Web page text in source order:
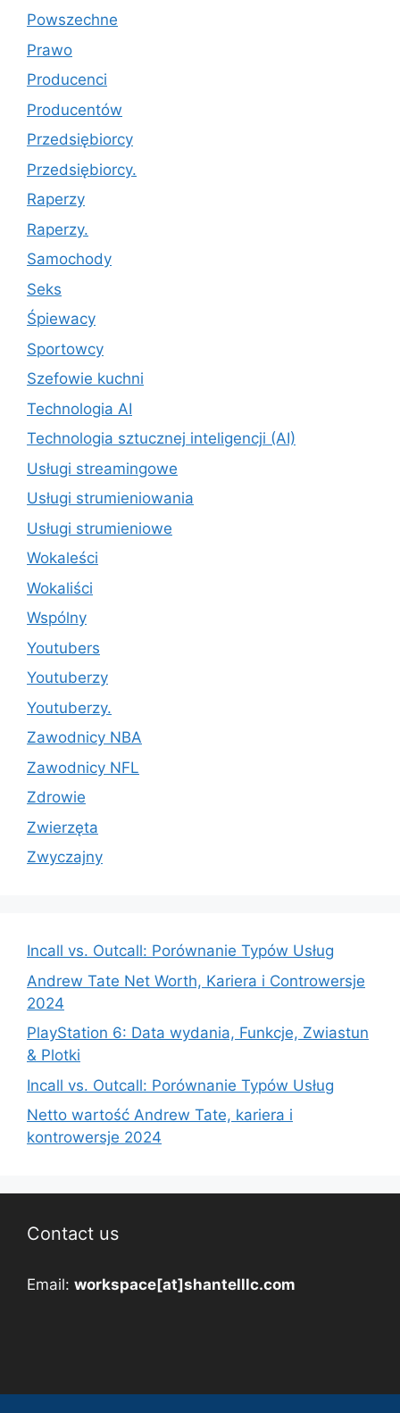
Powszechne
Prawo
Producenci
Producentów
Przedsiębiorcy
Przedsiębiorcy.
Raperzy
Raperzy.
Samochody
Seks
Śpiewacy
Sportowcy
Szefowie kuchni
Technologia AI
Technologia sztucznej inteligencji (AI)
Usługi streamingowe
Usługi strumieniowania
Usługi strumieniowe
Wokaleści
Wokaliści
Wspólny
Youtubers
Youtuberzy
Youtuberzy.
Zawodnicy NBA
Zawodnicy NFL
Zdrowie
Zwierzęta
Zwyczajny
Incall vs. Outcall: Porównanie Typów Usług
Andrew Tate Net Worth, Kariera i Controwersje
2024
PlayStation 6: Data wydania, Funkcje, Zwiastun
& Plotki
Incall vs. Outcall: Porównanie Typów Usług
Netto wartość Andrew Tate, kariera i
kontrowersje 2024
Contact us
Email: workspace[at]shantelllc.com